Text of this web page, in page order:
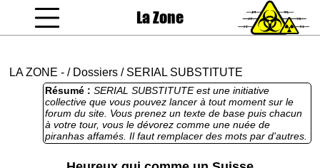
La Zone
LA ZONE - / Dossiers / SERIAL SUBSTITUTE
Résumé : SERIAL SUBSTITUTE est une initiative
collective que vous pouvez lancer à tout moment sur le
forum du site. Vous prenez un texte de base puis chacun
à votre tour, vous le dévorez comme une nuée de
piranhas affamés. Il faut remplacer des mots par d'autres.
Ici le sonnet "Heureux qui comme Ulysse" de Du Bellay